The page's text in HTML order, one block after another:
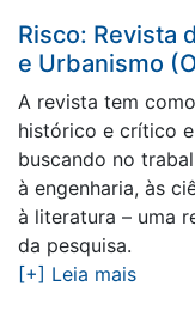
Risco: Revista
e Urbanismo
A revista tem
histórico e crítico
buscando no
à engenharia, às
à literatura – uma
da pesquisa.
[+] Leia mais